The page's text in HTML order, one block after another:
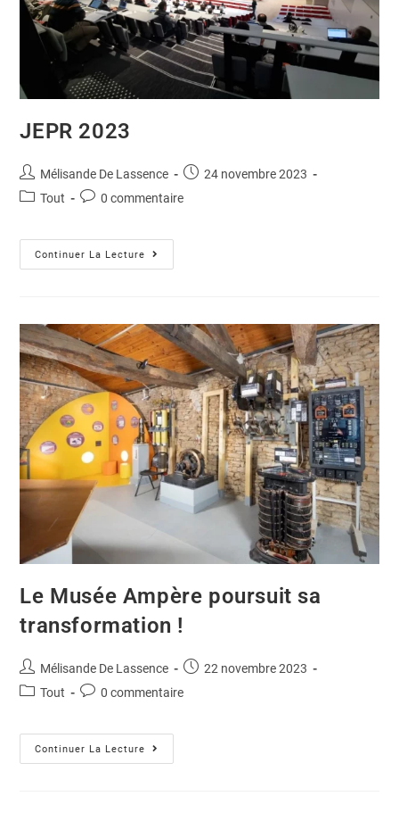
JEPR 2023
Mélisande De Lassence
24 novembre 2023
Tout
0 commentaire
Continuer La Lecture
Le Musée Ampère poursuit sa
transformation !
Mélisande De Lassence
22 novembre 2023
Tout
0 commentaire
Continuer La Lecture